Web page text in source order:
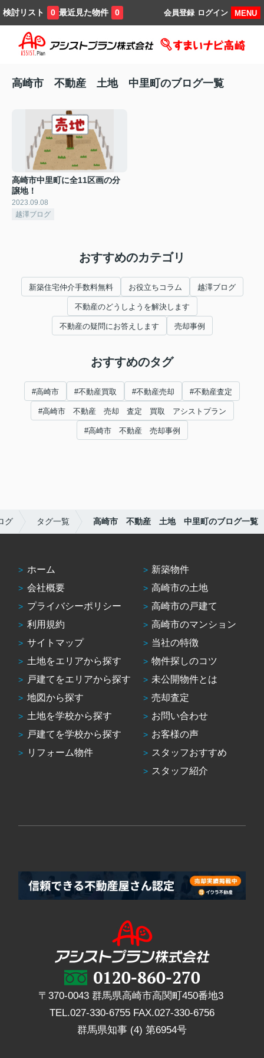
検討リスト 0 最近見た物件 0 MENU
ログイン
会員登録
高崎市 不動産 土地 中里町のブログ一覧
高崎市中里町に全11区画の分
譲地！
2023.09.08
越澤ブログ
おすすめのカテゴリ
新築住宅仲介手数料無料 お役立ちコラム 越澤ブログ
不動産のどうしようを解決します
不動産の疑問にお答えします 売却事例
おすすめのタグ
#高崎市 #不動産買取 #不動産売却 #不動産査定
#高崎市 不動産 売却 査定 買取 アシストプラン
#高崎市 不動産 売却事例
グ タグ一覧 高崎市 不動産 土地 中里町のブログ一覧
ホーム
会社概要
プライバシーポリシー
利用規約
サイトマップ
土地をエリアから探す
戸建てをエリアから探す
地図から探す
土地を学校から探す
戸建てを学校から探す
リフォーム物件
新築物件
高崎市の土地
高崎市の戸建て
高崎市のマンション
当社の特徴
物件探しのコツ
未公開物件とは
売却査定
お問い合わせ
お客様の声
スタッフおすすめ
スタッフ紹介
〒370-0043 群馬県高崎市高関町450番地3
TEL.027-330-6755 FAX.027-330-6756
群馬県知事 (4) 第6954号